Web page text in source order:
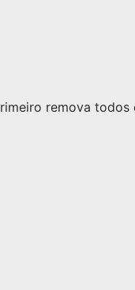
remova todos